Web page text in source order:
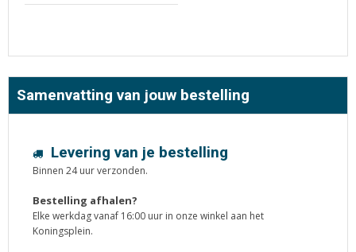
Samenvatting van jouw bestelling
Levering van je bestelling
Binnen 24 uur verzonden.
Bestelling afhalen?
Elke werkdag vanaf 16:00 uur in onze winkel aan het
Koningsplein.